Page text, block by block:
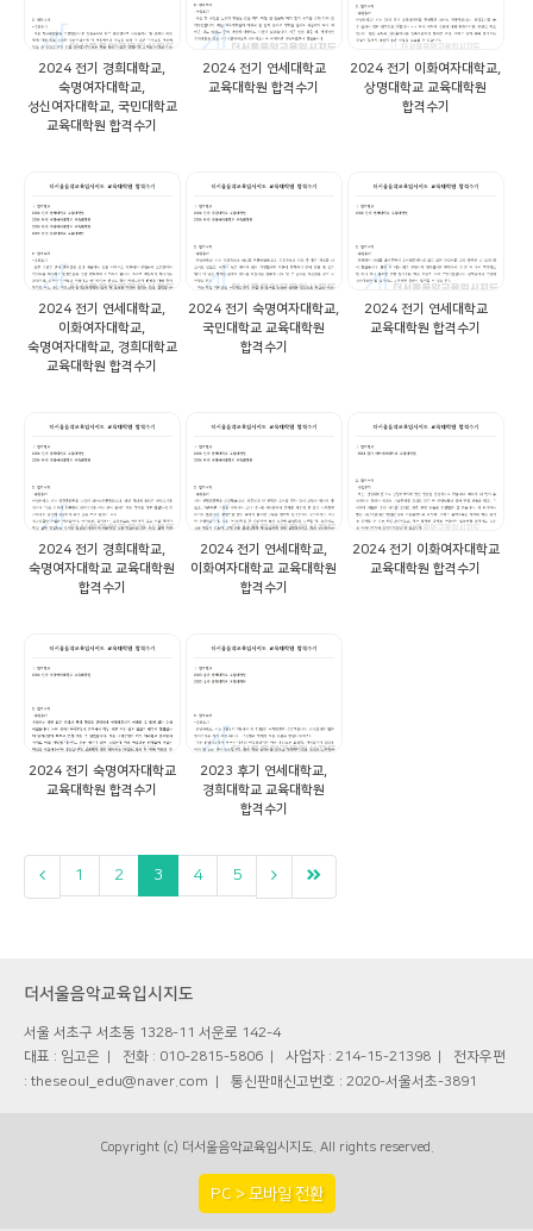
2024 전기 경희대학교,
숙명여자대학교,
성신여자대학교, 국민대학교
교육대학원 합격수기
2024 전기 연세대학교
교육대학원 합격수기
2024 전기 이화여자대학교,
상명대학교 교육대학원
합격수기
2024 전기 연세대학교,
이화여자대학교,
숙명여자대학교, 경희대학교
교육대학원 합격수기
2024 전기 숙명여자대학교,
국민대학교 교육대학원
합격수기
2024 전기 연세대학교
교육대학원 합격수기
2024 전기 경희대학교,
숙명여자대학교 교육대학원
합격수기
2024 전기 연세대학교,
이화여자대학교 교육대학원
합격수기
2024 전기 이화여자대학교
교육대학원 합격수기
2024 전기 숙명여자대학교
교육대학원 합격수기
2023 후기 연세대학교,
경희대학교 교육대학원
합격수기
1 2 3 4 5
더서울음악교육입시지도
서울 서초구 서초동 1328-11 서운로 142-4
대표 : 임고은
전화 : 010-2815-5806 사업자 : 214-15-21398
전자우편
: theseoul_edu@naver.com
통신판매신고번호 : 2020-서울서초-3891
Copyright (c) 더서울음악교육입시지도. All rights reserved.
PC > 모바일 전환